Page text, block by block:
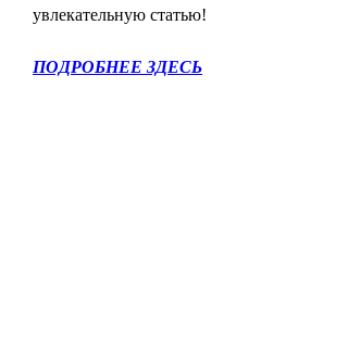
увлекательную статью!
ПОДРОБНЕЕ ЗДЕСЬ